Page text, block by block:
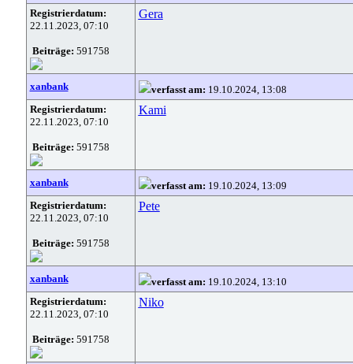
Registrierdatum:
22.11.2023, 07:10
Beiträge: 591758
Gera
xanbank verfasst am: 19.10.2024, 13:08
Registrierdatum:
22.11.2023, 07:10
Beiträge: 591758
Kami
xanbank verfasst am: 19.10.2024, 13:09
Registrierdatum:
22.11.2023, 07:10
Beiträge: 591758
Pete
xanbank verfasst am: 19.10.2024, 13:10
Registrierdatum:
22.11.2023, 07:10
Beiträge: 591758
Niko